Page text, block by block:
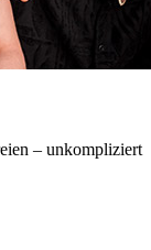
– unkompliziert